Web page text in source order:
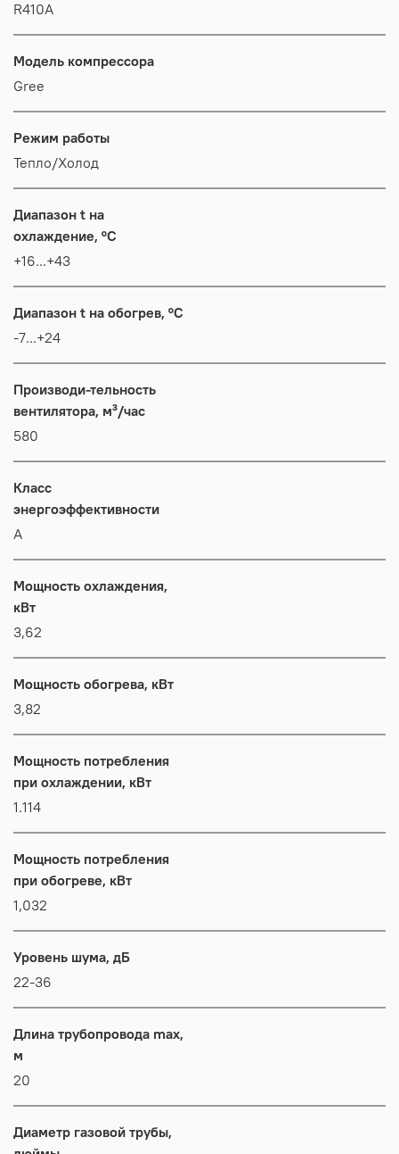
R410A
Модель компрессора
Gree
Режим работы
Тепло/Холод
Диапазон t на
охлаждение, °C
+16...+43
Диапазон t на обогрев, °C
-7...+24
Производи-тельность
вентилятора, м³/час
580
Класс
энергоэффективности
А
Мощность охлаждения,
кВт
3,62
Мощность обогрева, кВт
3,82
Мощность потребления
при охлаждении, кВт
1.114
Мощность потребления
при обогреве, кВт
1,032
Уровень шума, дБ
22-36
Длина трубопровода max,
м
20
Диаметр газовой трубы,